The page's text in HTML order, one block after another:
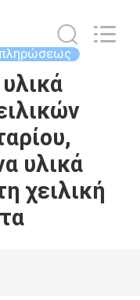
πληρώσεως
υλικά
χειλική